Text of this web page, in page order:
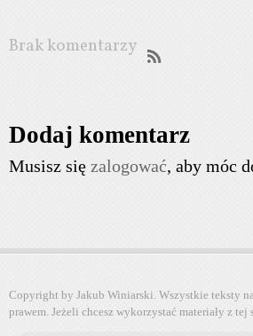
Brak komentarzy
Dodaj komentarz
Musisz się zalogować, aby móc
Copyright by Jakub Winiarski. Wszystkie teksty
prawem. Jeżeli chcesz wykorzystać materiały z